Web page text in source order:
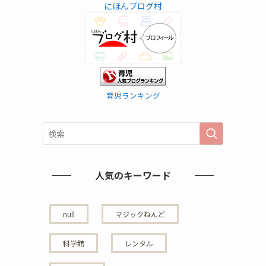
にほんブログ村
育児ランキング
人気のキーワード
null マジックねんど
科学館 レンタル